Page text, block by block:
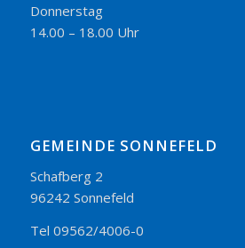
Donnerstag
14.00 – 18.00 Uhr
GEMEINDE SONNEFELD
Schafberg 2
96242 Sonnefeld
Tel 09562/4006-0